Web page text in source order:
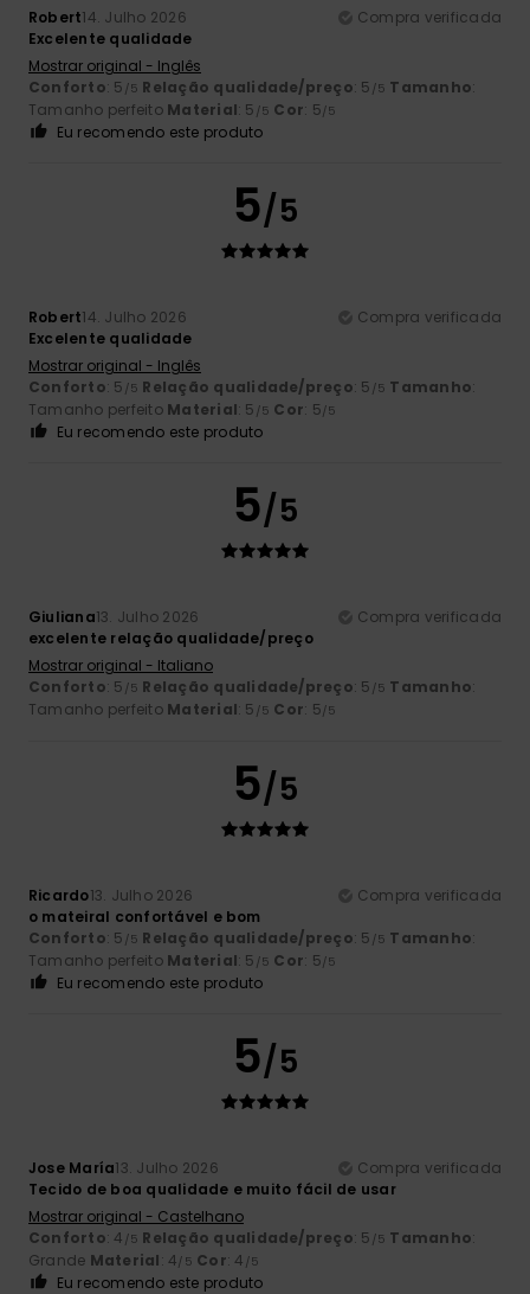
Robert14. Julho 2026
Compra verificada
Excelente qualidade
Mostrar original - Inglês
Conforto: 5 /5 Relação qualidade/preço: 5 /5 Tamanho:
Tamanho perfeito Material: 5 /5 Cor: 5 /5
Eu recomendo este produto
5/5
Robert14. Julho 2026
Compra verificada
Excelente qualidade
Mostrar original - Inglês
Conforto: 5 /5 Relação qualidade/preço: 5 /5 Tamanho:
Tamanho perfeito Material: 5 /5 Cor: 5 /5
Eu recomendo este produto
5/5
Giuliana13. Julho 2026
Compra verificada
excelente relação qualidade/preço
Mostrar original - Italiano
Conforto: 5 /5 Relação qualidade/preço: 5 /5 Tamanho:
Tamanho perfeito Material: 5 /5 Cor: 5 /5
5/5
Ricardo13. Julho 2026
Compra verificada
o mateiral confortável e bom
Conforto: 5 /5 Relação qualidade/preço: 5 /5 Tamanho:
Tamanho perfeito Material: 5 /5 Cor: 5 /5
Eu recomendo este produto
5/5
Jose María13. Julho 2026
Compra verificada
Tecido de boa qualidade e muito fácil de usar
Mostrar original - Castelhano
Conforto: 4 /5 Relação qualidade/preço: 5 /5 Tamanho:
Grande Material: 4 /5 Cor: 4 /5
Eu recomendo este produto